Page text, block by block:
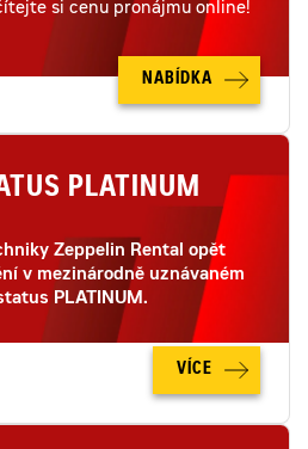
si cenu pronájmu online!
NABÍDKA
PLATINUM
Zeppelin Rental opět
v mezinárodně uznávaném
PLATINUM.
VÍCE